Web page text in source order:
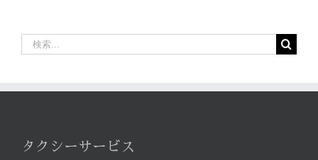
索
タクシーサービス